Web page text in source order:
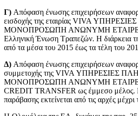
Γ) Απόφαση ένωσης επιχειρήσεων
εισδοχής της εταιρίας VIVA
ΜΟΝΟΠΡΟΣΩΠΗ ΑΝΩΝΥΜΗ
Ελληνική Ένωση Τραπεζών. Η διάρκεια
από τα μέσα του 2015 έως τα τέλη του
Δ) Απόφαση ένωσης επιχειρήσεων
συμμετοχής της VIVA ΥΠΗΡΕΣΙΕΣ
ΜΟΝΟΠΡΟΣΩΠΗ ΑΝΩΝΥΜΗ ΕΤΑΙΡΕΙΑ
CREDIT TRANSFER ως έμμεσο μέλος.
παράβασης εκτείνεται από τις αρχές